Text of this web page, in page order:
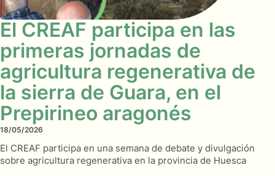
El CREAF participa en las
primeras jornadas de
agricultura regenerativa de
la sierra de Guara, en el
Prepirineo aragonés
18/05/2026
El CREAF participa en una semana de debate y divulgación
sobre agricultura regenerativa en la provincia de Huesca